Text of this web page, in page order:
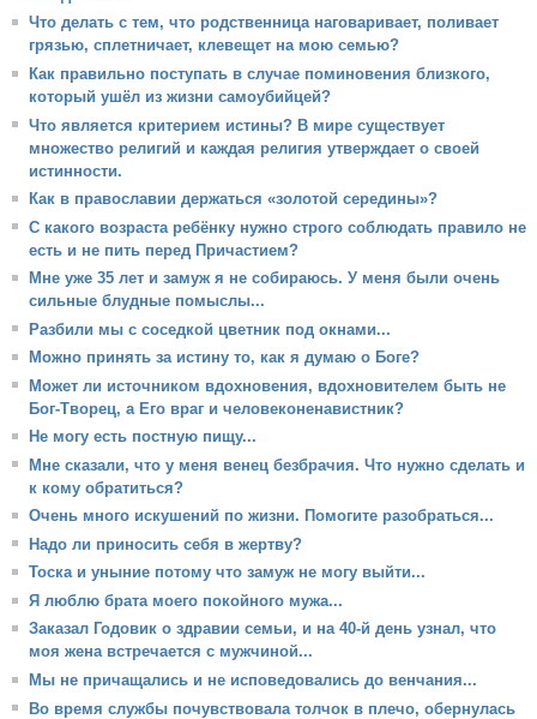
Что делать с тем, что родственница наговаривает, поливает
грязью, сплетничает, клевещет на мою семью?
Как правильно поступать в случае поминовения близкого,
который ушёл из жизни самоубийцей?
Что является критерием истины? В мире существует
множество религий и каждая религия утверждает о своей
истинности.
Как в православии держаться «золотой середины»?
С какого возраста ребёнку нужно строго соблюдать правило не
есть и не пить перед Причастием?
Мне уже 35 лет и замуж я не собираюсь. У меня были очень
сильные блудные помыслы...
Разбили мы с соседкой цветник под окнами...
Можно принять за истину то, как я думаю о Боге?
Может ли источником вдохновения, вдохновителем быть не
Бог-Творец, а Его враг и человеконенавистник?
Не могу есть постную пищу...
Мне сказали, что у меня венец безбрачия. Что нужно сделать и
к кому обратиться?
Очень много искушений по жизни. Помогите разобраться...
Надо ли приносить себя в жертву?
Тоска и уныние потому что замуж не могу выйти...
Я люблю брата моего покойного мужа...
Заказал Годовик о здравии семьи, и на 40-й день узнал, что
моя жена встречается с мужчиной...
Мы не причащались и не исповедовались до венчания...
Во время службы почувствовала толчок в плечо, обернулась